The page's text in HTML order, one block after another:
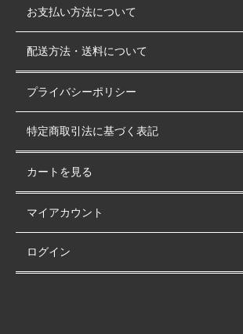
お支払い方法について
配送方法・送料について
プライバシーポリシー
特定商取引法に基づく表記
カートを見る
マイアカウント
ログイン